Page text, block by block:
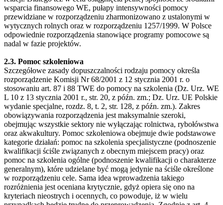
wsparcia finansowego WE, pułapy intensywności pomocy
przewidziane w rozporządzeniu zharmonizowano z ustalonymi w
wytycznych rolnych oraz w rozporządzeniu 1257/1999. W Polsce
odpowiednie rozporządzenia stanowiące programy pomocowe są
nadal w fazie projektów.
2.3. Pomoc szkoleniowa
Szczegółowe zasady dopuszczalności rodzaju pomocy określa
rozporządzenie Komisji Nr 68/2001 z 12 stycznia 2001 r. o
stosowaniu art. 87 i 88 TWE do pomocy na szkolenia (Dz. Urz. WE
L 10 z 13 stycznia 2001 r., str. 20, z późn. zm.; Dz. Urz. UE Polskie
wydanie specjalne, rozdz. 8, t. 2, str. 128, z późn. zm.). Zakres
obowiązywania rozporządzenia jest maksymalnie szeroki,
obejmując wszystkie sektory nie wyłączając rolnictwa, rybołówstwa
oraz akwakultury. Pomoc szkoleniowa obejmuje dwie podstawowe
kategorie działań: pomoc na szkolenia specjalistyczne (podnoszenie
kwalifikacji ściśle związanych z obecnym miejscem pracy) oraz
pomoc na szkolenia ogólne (podnoszenie kwalifikacji o charakterze
generalnym), które udzielane być mogą jedynie na ściśle określone
w rozporządzeniu cele. Sama idea wprowadzenia takiego
rozróżnienia jest oceniana krytycznie, gdyż opiera się ono na
kryteriach nieostrych i ocennych, co powoduje, iż w wielu